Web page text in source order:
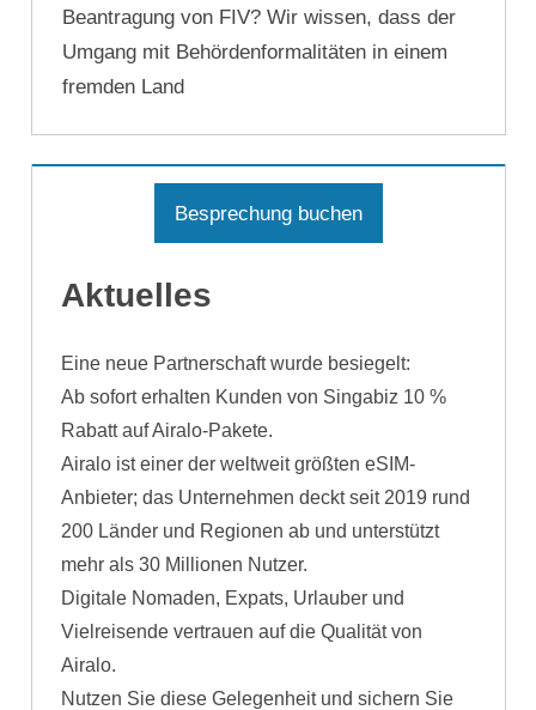
Beantragung von FIV? Wir wissen, dass der
Umgang mit Behördenformalitäten in einem
fremden Land
Besprechung buchen
Aktuelles
Eine neue Partnerschaft wurde besiegelt:
Ab sofort erhalten Kunden von Singabiz 10 %
Rabatt auf Airalo-Pakete.
Airalo ist einer der weltweit größten eSIM-
Anbieter; das Unternehmen deckt seit 2019 rund
200 Länder und Regionen ab und unterstützt
mehr als 30 Millionen Nutzer.
Digitale Nomaden, Expats, Urlauber und
Vielreisende vertrauen auf die Qualität von
Airalo.
Nutzen Sie diese Gelegenheit und sichern Sie